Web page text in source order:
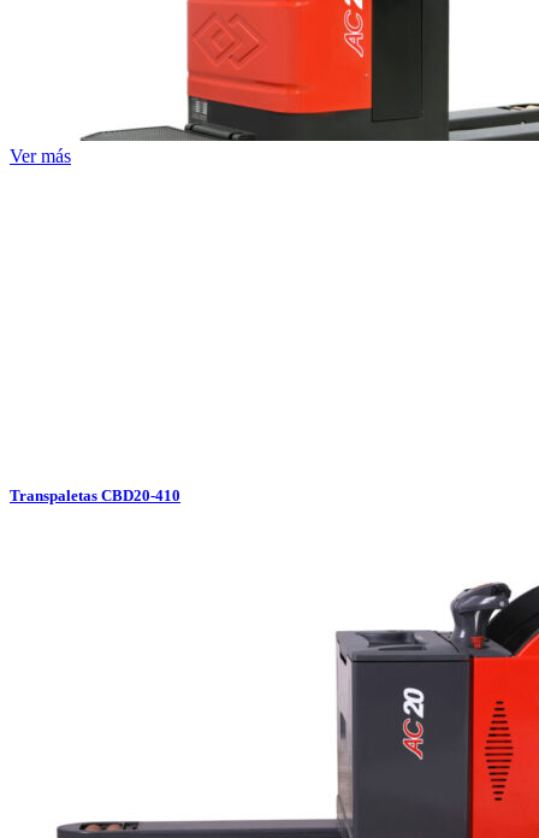
Ver más
Transpaletas CBD20-410